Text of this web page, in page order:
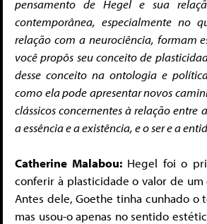
pensamento de Hegel e sua
contemporânea, especialmente no
relação com a neurociência, formam
você propôs seu conceito de
desse conceito na ontologia e
como ela pode apresentar novos
clássicos concernentes à relação entre
a essência e a existência, e o ser e a
Catherine Malabou: Hegel foi o
conferir à plasticidade o valor de
Antes dele, Goethe tinha cunhado o
mas usou-o apenas no sentido